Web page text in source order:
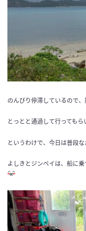
のんびり停滞しているので
とっとと通過して行ってもら
というわけで、今日は普段
よしきとジンペイは、船に